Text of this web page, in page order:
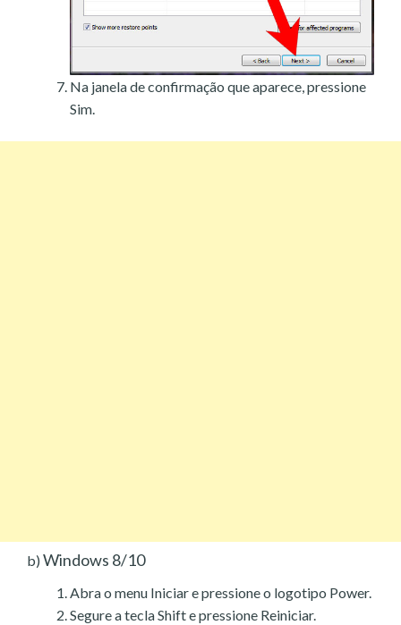
Na janela de confirmação que aparece, pressione
Sim.
b) Windows 8/10
Abra o menu Iniciar e pressione o logotipo Power.
Segure a tecla Shift e pressione Reiniciar.